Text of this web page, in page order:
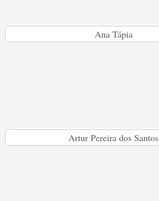
Ana Tápia
Artur Pereira dos Santos